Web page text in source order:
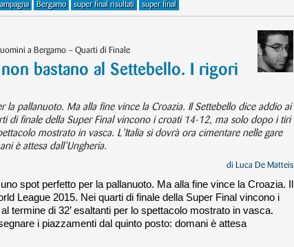
Bergamo super final risultati super final
a Bergamo – Quarti di Finale
bastano al Settebello. I rigori
pallanuoto. Ma alla fine vince la Croazia. Il Settebello dice addio ai
di finale della Super Final vincono i croati 14-12, ma solo dopo i tiri
mostrato in vasca. L’Italia si dovrà ora cimentare nelle gare
è attesa dall’Ungheria.
di Luca De Matteis
spot perfetto per la pallanuoto. Ma alla fine vince la Croazia. Il
League 2015. Nei quarti di finale della Super Final vincono i
termine di 32’ esaltanti per lo spettacolo mostrato in vasca.
i piazzamenti dal quinto posto: domani è attesa